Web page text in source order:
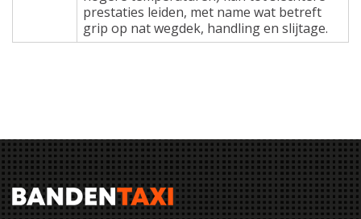
prestaties leiden, met name wat betreft
grip op nat wegdek, handling en slijtage.